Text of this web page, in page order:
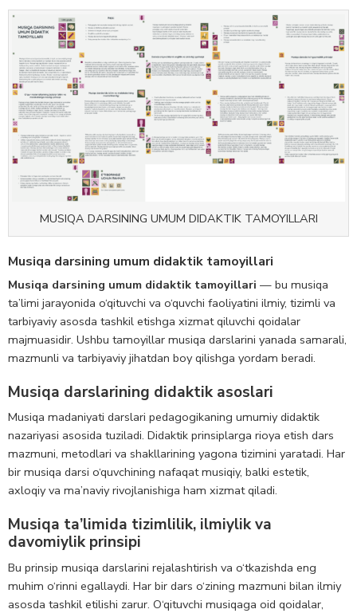
MUSIQA DARSINING UMUM DIDAKTIK TAMOYILLARI
Musiqa darsining umum didaktik tamoyillari
Musiqa darsining umum didaktik tamoyillari — bu musiqa
ta’limi jarayonida o‘qituvchi va o‘quvchi faoliyatini ilmiy, tizimli va
tarbiyaviy asosda tashkil etishga xizmat qiluvchi qoidalar
majmuasidir. Ushbu tamoyillar musiqa darslarini yanada samarali,
mazmunli va tarbiyaviy jihatdan boy qilishga yordam beradi.
Musiqa darslarining didaktik asoslari
Musiqa madaniyati darslari pedagogikaning umumiy didaktik
nazariyasi asosida tuziladi. Didaktik prinsiplarga rioya etish dars
mazmuni, metodlari va shakllarining yagona tizimini yaratadi. Har
bir musiqa darsi o‘quvchining nafaqat musiqiy, balki estetik,
axloqiy va ma’naviy rivojlanishiga ham xizmat qiladi.
Musiqa ta’limida tizimlilik, ilmiylik va
davomiylik prinsipi
Bu prinsip musiqa darslarini rejalashtirish va o‘tkazishda eng
muhim o‘rinni egallaydi. Har bir dars o‘zining mazmuni bilan ilmiy
asosda tashkil etilishi zarur. O‘qituvchi musiqaga oid qoidalar,